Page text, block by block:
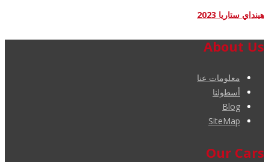
هينداي ستاريا 2023
About Us
معلومات عنا
أسطولنا
Blog
SiteMap
Our Cars